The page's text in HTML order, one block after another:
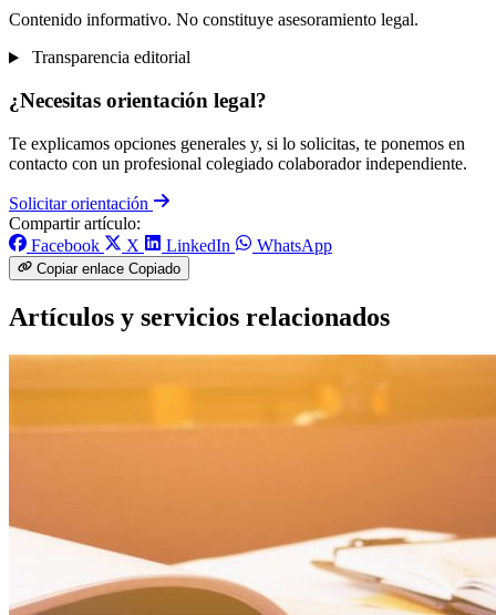
Contenido informativo. No constituye asesoramiento legal.
Transparencia editorial
¿Necesitas orientación legal?
Te explicamos opciones generales y, si lo solicitas, te ponemos en
contacto con un profesional colegiado colaborador independiente.
Solicitar orientación
Compartir artículo:
Facebook
X LinkedIn WhatsApp
Copiar enlace Copiado
Artículos y servicios relacionados